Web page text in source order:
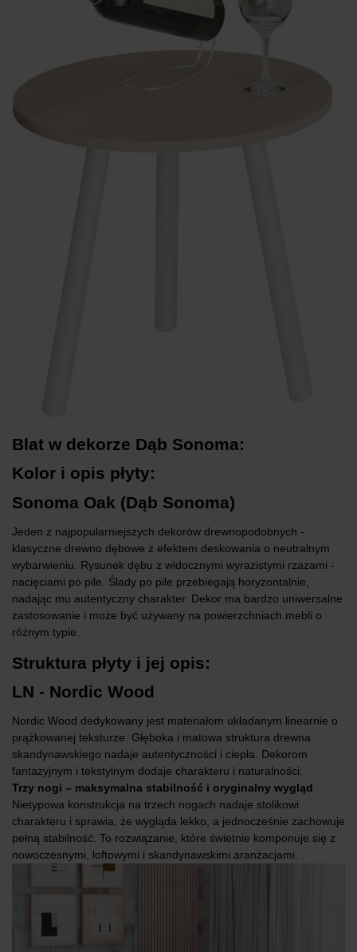
Blat w dekorze Dąb Sonoma:
Kolor i opis płyty:
Sonoma Oak (Dąb Sonoma)
Jeden z najpopularniejszych dekorów drewnopodobnych -
klasyczne drewno dębowe z efektem deskowania o neutralnym
wybarwieniu. Rysunek dębu z widocznymi wyrazistymi rzazami -
nacięciami po pile. Ślady po pile przebiegają horyzontalnie,
nadając mu autentyczny charakter. Dekor ma bardzo uniwersalne
zastosowanie i może być używany na powierzchniach mebli o
różnym typie.
Struktura płyty i jej opis:
LN - Nordic Wood
Nordic Wood dedykowany jest materiałom układanym linearnie o
prążkowanej teksturze. Głęboka i matowa struktura drewna
skandynawskiego nadaje autentyczności i ciepła. Dekorom
fantazyjnym i tekstylnym dodaje charakteru i naturalności.
Trzy nogi – maksymalna stabilność i oryginalny wygląd
Nietypowa konstrukcja na trzech nogach nadaje stolikowi
charakteru i sprawia, że wygląda lekko, a jednocześnie zachowuje
pełną stabilność. To rozwiązanie, które świetnie komponuje się z
nowoczesnymi, loftowymi i skandynawskimi aranżacjami.